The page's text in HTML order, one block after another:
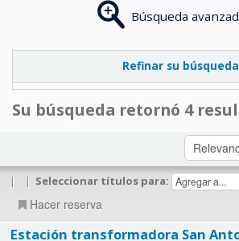
Búsqueda
Refinar su búsqueda
Su búsqueda retornó 4
| | Seleccionar títulos para:
Hacer reserva
Estación transformadora San